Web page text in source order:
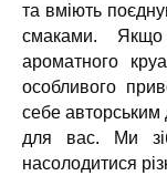
та вміють
смаками.
ароматного
особливого
себе
для вас. Ми
насолодитися